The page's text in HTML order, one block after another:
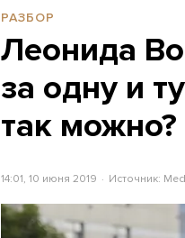
РАЗБОР
Леонида
за одну и
так
14:01, 10 июня 2019 Источник: